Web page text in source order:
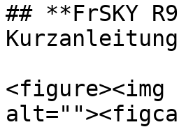
## **FrSKY
<figure><img